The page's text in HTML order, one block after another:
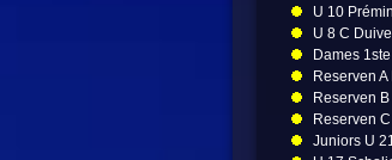
U 10
U 8 C
Dames 1ste
Reserven A
Reserven
Reserven
Juniors U